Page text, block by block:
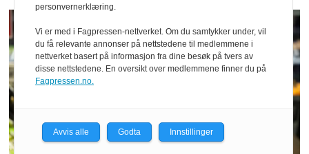
personvernerklæring.
Vi er med i Fagpressen-nettverket. Om du samtykker under, vil
du få relevante annonser på nettstedene til medlemmene i
nettverket basert på informasjon fra dine besøk på tvers av
disse nettstedene. En oversikt over medlemmene finner du på
Fagpressen.no.
Avvis alle Godta Innstillinger